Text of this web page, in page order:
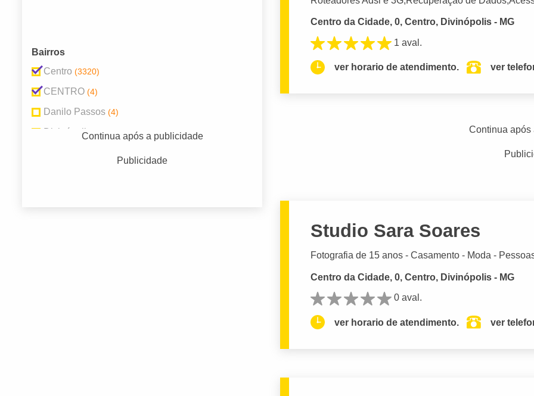
Bairros
Centro (3320)
CENTRO (4)
Danilo Passos (4)
Divinópolis(1)
Continua após a publicidade
Publicidade
Centro da Cidade, 0, Centro, Divinópolis - MG
1 aval.
ver horario de atendimento. ver
Continua após
Studio Sara Soares
Fotografia de 15 anos - Casamento - Moda -
Centro da Cidade, 0, Centro, Divinópolis - MG
0 aval.
ver horario de atendimento. ver